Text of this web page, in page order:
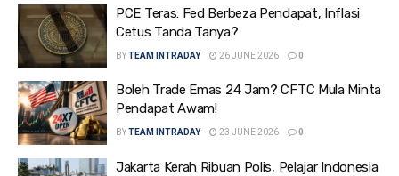
PCE Teras: Fed Berbeza Pendapat, Inflasi
Cetus Tanda Tanya?
BYTEAM INTRADAY 26 JUNE 2026 0
Boleh Trade Emas 24 Jam? CFTC Mula Minta
Pendapat Awam!
BYTEAM INTRADAY 23 JUNE 2026 0
Jakarta Kerah Ribuan Polis, Pelajar Indonesia